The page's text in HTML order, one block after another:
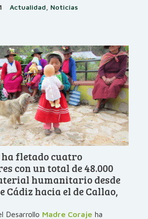
Actualidad, Noticias
fletado cuatro
con un total de 48.000
humanitario desde
Cádiz hacia el de Callao,
Desarrollo Madre Coraje ha